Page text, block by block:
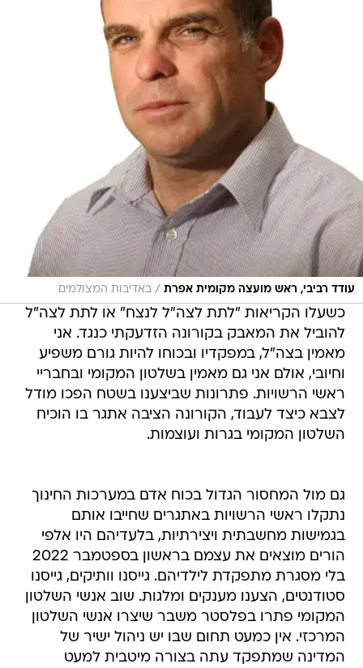
עודד רביבי, ראש מועצה מקומית אפרת / באדיבות המצולמים
כשעלו הקריאות "לתת לצה"ל לנצח" או לתת לצה"ל
להוביל את המאבק בקורונה הזדעקתי כנגד. אני
מאמין בצה"ל, במפקדיו ובכוחו להיות גורם משפיע
וחיובי, אולם אני גם מאמין בשלטון המקומי ובחבריי
ראשי הרשויות. פתרונות שביצענו בשטח הפכו מודל
לצבא כיצד לעבוד, הקורונה הציבה אתגר בו הוכיח
השלטון המקומי בגרות ועוצמות.
גם מול המחסור הגדול בכוח אדם במערכות החינוך
נתקלו ראשי הרשויות באתגרים שחייבו אותם
בגמישות מחשבתית ויצירתיות, בלעדיהם היו אלפי
הורים מוצאים את עצמם בראשון בספטמבר 2022
בלי מסגרת מתפקדת לילדיהם. גייסנו וותיקים, גייסנו
סטודנטים, הצענו מענקים ומלגות. שוב אנשי השלטון
המקומי פתרו בפלסטר משבר שיצרו אנשי השלטון
המרכזי. אין כמעט תחום שבו יש ניהול ישיר של
המדינה שמתפקד עתה בצורה מיטבית למעט